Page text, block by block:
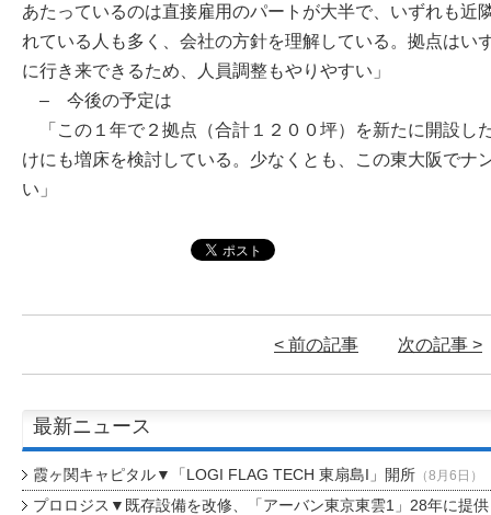
あたっているのは直接雇用のパートが大半で、いずれも近
れている人も多く、会社の方針を理解している。拠点はい
に行き来できるため、人員調整もやりやすい」
– 今後の予定は
「この１年で２拠点（合計１２００坪）を新たに開設し
けにも増床を検討している。少なくとも、この東大阪でナ
い」
< 前の記事 次の記事 >
最新ニュース
霞ヶ関キャピタル▼「LOGI FLAG TECH 東扇島I」開所（8月6日）
プロロジス▼既存設備を改修、「アーバン東京東雲1」28年に提供